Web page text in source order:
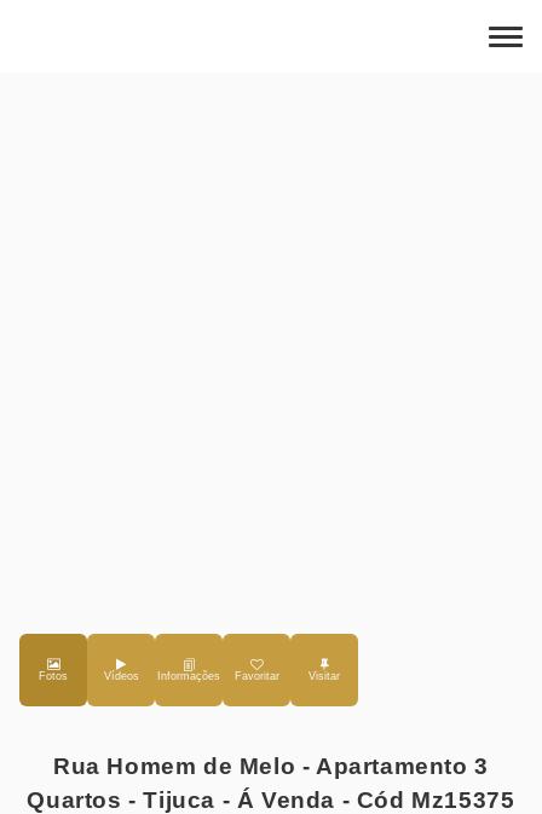
Fotos Vídeos Favoritar
Rua Homem de Melo - Apartamento 3
Quartos - Tijuca - Á Venda - Cód Mz15375